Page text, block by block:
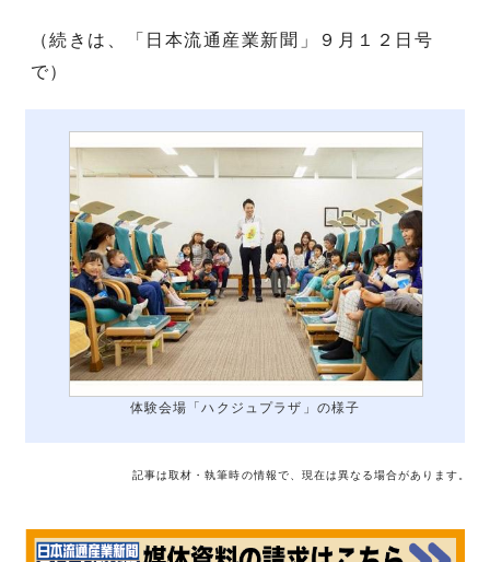
（続きは、「日本流通産業新聞」９月１２日号
で）
体験会場「ハクジュプラザ」の様子
記事は取材・執筆時の情報で、現在は異なる場合があります。